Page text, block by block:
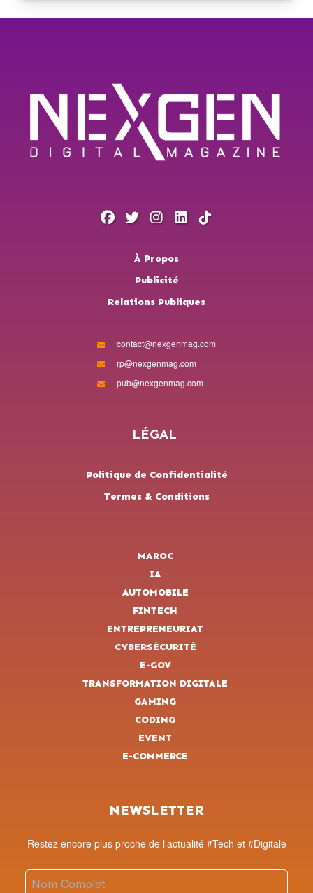
À Propos
Publicité
Relations Publiques
contact@nexgenmag.com
rp@nexgenmag.com
pub@nexgenmag.com
LÉGAL
Politique de Confidentialité
Termes & Conditions
MAROC
IA
AUTOMOBILE
FINTECH
ENTREPRENEURIAT
CYBERSÉCURITÉ
E-GOV
TRANSFORMATION DIGITALE
GAMING
CODING
EVENT
E-COMMERCE
NEWSLETTER
Restez encore plus proche de l'actualité #Tech et #Digitale